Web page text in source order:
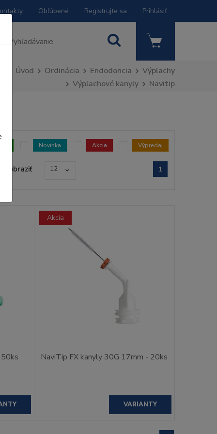
Obľúbené Registrujte sa Prihlásiť
Úvod Ordinácia Endodoncia
Výplachy
Výplachové kanyly
Navitip
Novinka Akcia Výpredaj
Zobraziť 12 1
Akcia
NaviTip FX kanyly 30G 17mm - 20ks
VARIANTY